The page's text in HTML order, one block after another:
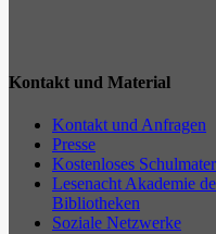
Kontakt und Material
Kontakt und Anfragen
Presse
Kostenloses
Lesenacht Akademie
Bibliotheken
Soziale Netzwerke